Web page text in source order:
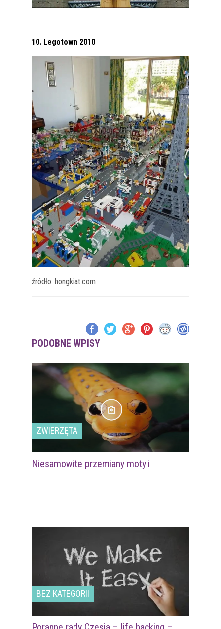
10. Legotown 2010
źródło: hongkiat.com
PODOBNE WPISY
ZWIERZĘTA
Niesamowite przemiany motyli
BEZ KATEGORII